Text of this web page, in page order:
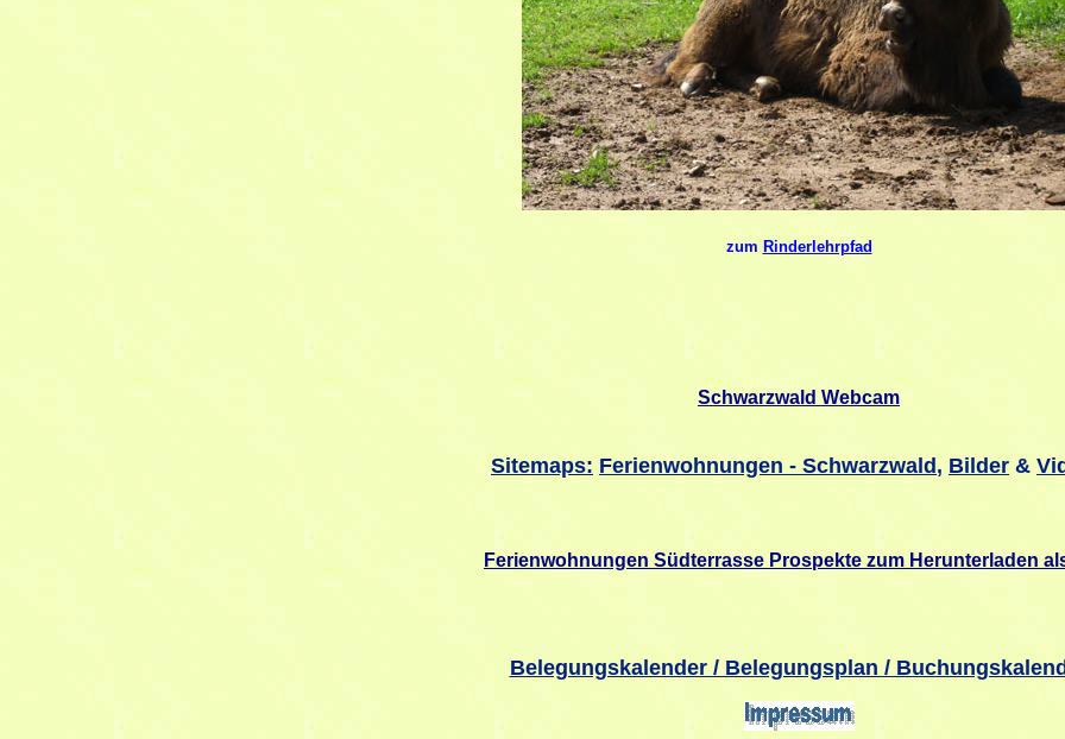
zum Rinderlehrpfad
Schwarzwald Webcam
Sitemaps: Ferienwohnungen - Schwarzwald , Bilder &
Ferienwohnungen Südterrasse Prospekte zum Herunterladen
Belegungskalender / Belegungsplan /